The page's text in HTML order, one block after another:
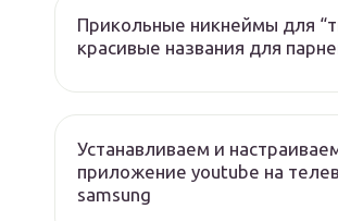
Прикольные никнеймы для
красивые названия для
Устанавливаем и
приложение youtube на
samsung